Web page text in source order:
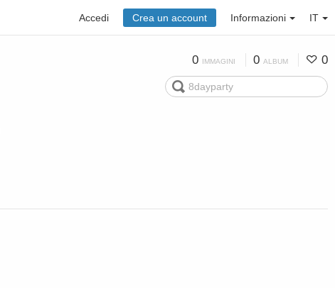
Accedi Crea un account Informazioni IT
0 IMMAGINI 0 ALBUM 0